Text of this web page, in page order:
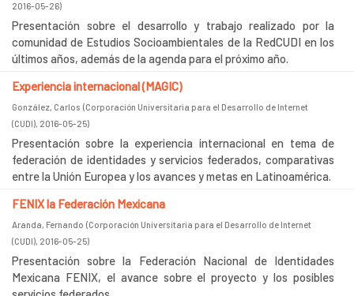
2016-05-26)
Presentación sobre el desarrollo y trabajo realizado por la
comunidad de Estudios Socioambientales de la RedCUDI en los
últimos años, además de la agenda para el próximo año.
Experiencia internacional (MAGIC)
González, Carlos (Corporación Universitaria para el Desarrollo de Internet
(CUDI), 2016-05-25)
Presentación sobre la experiencia internacional en tema de
federación de identidades y servicios federados, comparativas
entre la Unión Europea y los avances y metas en Latinoamérica.
FENIX la Federación Mexicana
Aranda, Fernando (Corporación Universitaria para el Desarrollo de Internet
(CUDI), 2016-05-25)
Presentación sobre la Federación Nacional de Identidades
Mexicana FENIX, el avance sobre el proyecto y los posibles